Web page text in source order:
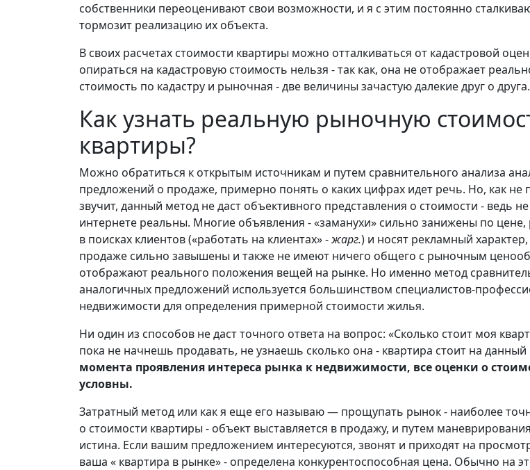
собственники переоценивают свои возможности, и я с этим постоянно
тормозит реализацию их объекта.
В своих расчетах стоимости квартиры можно отталкиваться от кадастровой
опираться на кадастровую стоимость нельзя - так как, она не отображает
стоимость по кадастру и рыночная - две величины зачастую далекие друг о друга.
Как узнать реальную рыночную
квартиры?
Можно обратиться к открытым источникам и путем сравнительного анализа
предложений о продаже, примерно понять о каких цифрах идет речь. Но, как не
звучит, данный метод не даст объективного представления о стоимости - ведь
интернете реальны. Многие объявления - «заманухи» сильно занижены по
в поисках клиентов («работать на клиентах»-жарг.) и носят рекламный
продаже сильно завышены и также не имеют ничего общего с рыночным
отображают реального положения вещей на рынке. Но именно метод
аналогичных предложений используется большинством специалистов-
недвижимости для определения примерной стоимости жилья.
Ни один из способов не даст точного ответа на вопрос: «Сколько стоит моя
пока не начнешь продавать, не узнаешь сколько она - квартира стоит на
момента проявления интереса рынка к недвижимости, все оценки о
условны.
Затратный метод или как я еще его называю — прощупать рынок - наиболее
о стоимости квартиры - объект выставляется в продажу, и путем
истина. Если вашим предложением интересуются, звонят и приходят на
ваша « квартира в рынке»- определена конкурентоспособная цена. Обычно на